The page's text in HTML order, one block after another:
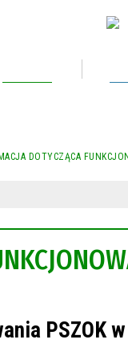
DOTYCZĄCA
PSZOK